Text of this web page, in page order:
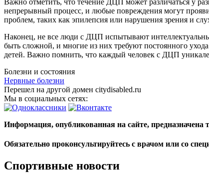
непрерывный процесс, и любые повреждения могут
проблем, таких как эпилепсия или нарушения зрения и
Наконец, не все люди с ДЦП испытывают
быть сложной, и многие из них требуют постоянного
детей. Важно помнить, что каждый человек с ДЦП
Болезни и состояния
Нервные болезни
Перешел на другой домен citydisabled.ru
Мы в социальных сетях:
Информация, опубликованная на сайте,
Обязательно проконсультируйтесь с врачом или со
Спортивные новости